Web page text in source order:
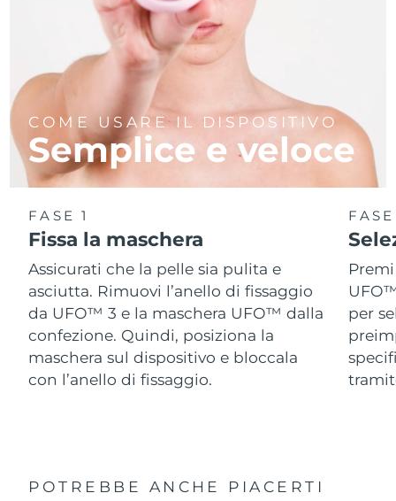
COME USARE IL DISPOSITIVO
Semplice e veloce
FASE 1
Fissa la maschera
Assicurati che la pelle sia pulita e
asciutta. Rimuovi l’anello di fissaggio
da UFO™ 3 e la maschera UFO™ dalla
confezione. Quindi, posiziona la
maschera sul dispositivo e bloccala
con l’anello di fissaggio.
per
POTREBBE ANCHE PIACERTI